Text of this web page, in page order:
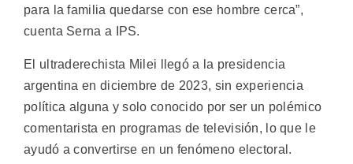
para la familia quedarse con ese hombre cerca”,
cuenta Serna a IPS.
El ultraderechista Milei llegó a la presidencia
argentina en diciembre de 2023, sin experiencia
política alguna y solo conocido por ser un polémico
comentarista en programas de televisión, lo que le
ayudó a convertirse en un fenómeno electoral.